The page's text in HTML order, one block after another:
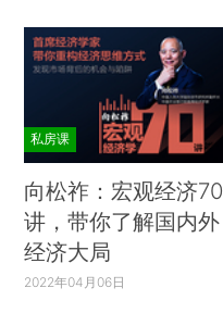
私房课
向松祚：宏观经济70
讲，带你了解国内外
经济大局
2022年04月06日